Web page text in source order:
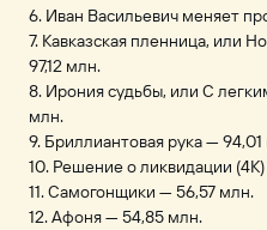
6. Иван Васильевич меняет
7. Кавказская пленница, или
97,12 млн.
8. Ирония судьбы, или С
млн.
9. Бриллиантовая рука —
10. Решение о ликвидации
11. Самогонщики — 56,57 млн.
12. Афоня — 54,85 млн.